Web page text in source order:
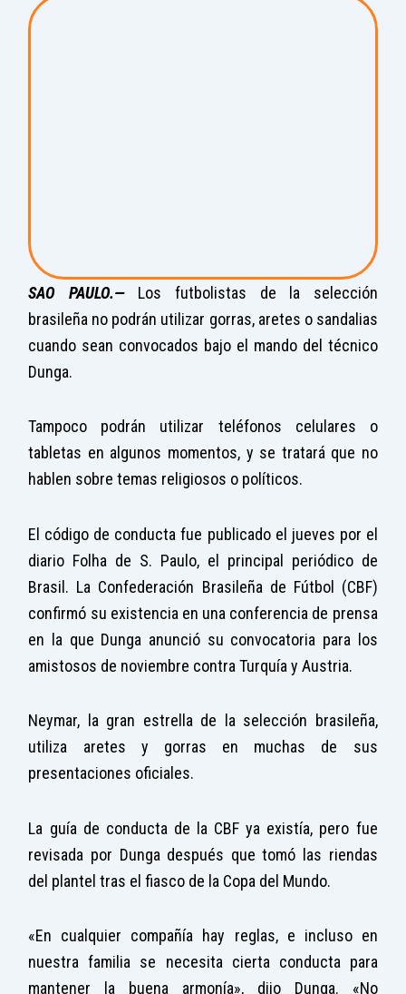
SAO PAULO.—Los futbolistas de la selección
brasileña no podrán utilizar gorras, aretes o sandalias
cuando sean convocados bajo el mando del técnico
Dunga.
Tampoco podrán utilizar teléfonos celulares o
tabletas en algunos momentos, y se tratará que no
hablen sobre temas religiosos o políticos.
El código de conducta fue publicado el jueves por el
diario Folha de S. Paulo, el principal periódico de
Brasil. La Confederación Brasileña de Fútbol (CBF)
confirmó su existencia en una conferencia de prensa
en la que Dunga anunció su convocatoria para los
amistosos de noviembre contra Turquía y Austria.
Neymar, la gran estrella de la selección brasileña,
utiliza aretes y gorras en muchas de sus
presentaciones oficiales.
La guía de conducta de la CBF ya existía, pero fue
revisada por Dunga después que tomó las riendas
del plantel tras el fiasco de la Copa del Mundo.
«En cualquier compañía hay reglas, e incluso en
nuestra familia se necesita cierta conducta para
mantener la buena armonía», dijo Dunga. «No